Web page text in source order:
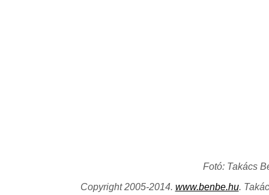
Fotó: Takács
Copyright 2005-2014. www.benbe.hu.